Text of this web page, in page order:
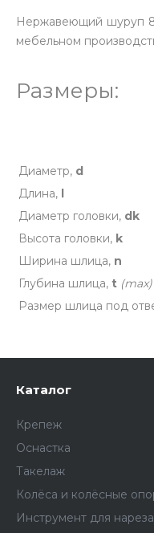
Нержавеющий шуруп
мебельном
Размеры:
Диаметр, d
Длина, l
Диаметр головки, dk
Высота головки, k
Ширина шлица, n
Глубина шлица, t (max)
Размер шлица под
Каталог
Крепеж
Оснастка
Такелаж
Колёса и колëсные
Инструмент для